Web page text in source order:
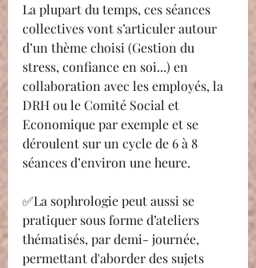
La plupart du temps, ces séances
collectives vont s’articuler autour
d’un thème choisi (Gestion du
stress, confiance en soi...) en
collaboration avec les employés, la
DRH ou le Comité Social et
Economique par exemple et se
déroulent sur un cycle de 6 à 8
séances d’environ une heure.
✅La sophrologie peut aussi se
pratiquer sous forme d’ateliers
thématisés, par demi- journée,
permettant d'aborder des sujets